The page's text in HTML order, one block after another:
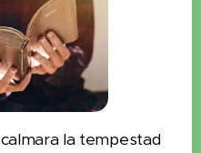
la tempestad